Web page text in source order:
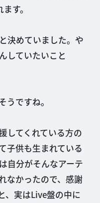
す。
決めていました。や
していたいこと
ですね。
してくれている方の
子供も生まれている
自分がそんなアーテ
なかったので、感謝
、実はLive盤の中に